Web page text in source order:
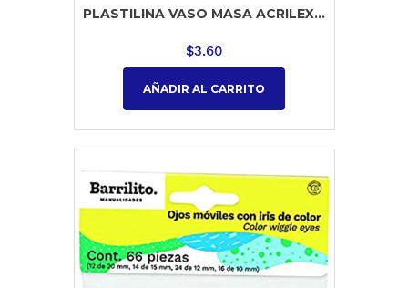
PLASTILINA VASO MASA ACRILEX...
$3.60
AÑADIR AL CARRITO